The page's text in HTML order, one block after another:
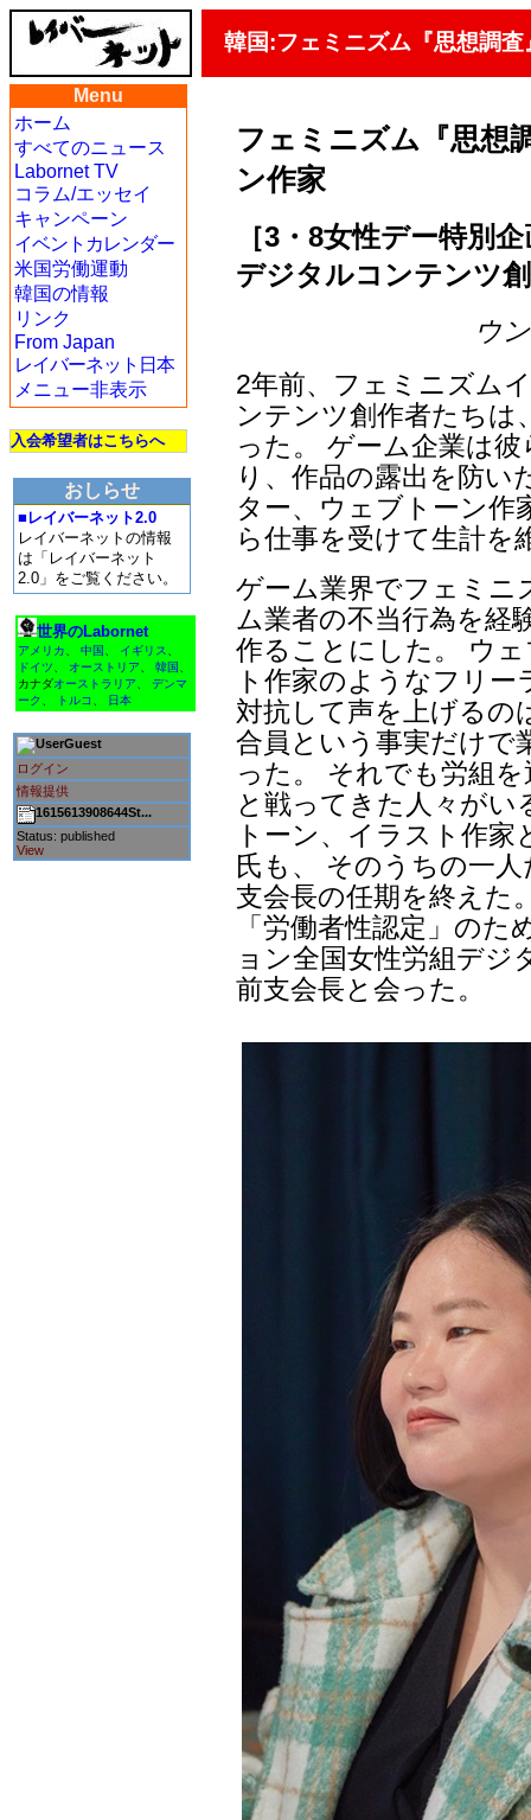
韓国:フェミニズム『思想調
Menu
ホーム
すべてのニュース
Labornet TV
コラム/エッセイ
キャンペーン
イベントカレンダー
米国労働運動
韓国の情報
リンク
From Japan
レイバーネット日本
メニュー非表示
入会希望者はこちらへ
おしらせ
■レイバーネット2.0
レイバーネットの情報
は「レイバーネット
2.0」をご覧ください。
世界のLabornet
アメリカ 中国 イギリス
ドイツ
オーストリア 韓国
カナダオーストラリア
デンマ
ーク
トルコ 日本
Guest
ログイン
情報提供
1615613908644St...
Status: published
View
フェミニズム『思想
ン作家
［3・8女性デー特別
デジタルコンテンツ
ウ
2年前、フェミニズム
ンテンツ創作者たちは
った。 ゲーム企業は
り、作品の露出を防い
ター、ウェブトーン作
ら仕事を受けて生計を
ゲーム業界でフェミニ
ム業者の不当行為を経
作ることにした。 ウ
ト作家のようなフリ
対抗して声を上げるの
合員という事実だけで
った。 それでも労組
と戦ってきた人々がい
トーン、イラスト作
氏も、 そのうちの一
支会長の任期を終えた
「労働者性認定」の
ョン全国女性労組デジ
前支会長と会った。